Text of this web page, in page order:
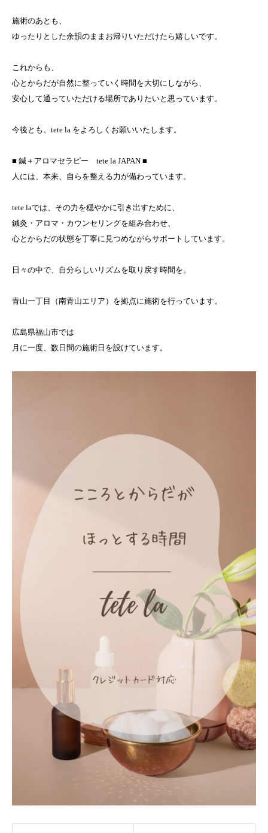
施術のあとも、
ゆったりとした余韻のままお帰りいただけたら嬉しいです。
これからも、
心とからだが自然に整っていく時間を大切にしながら、
安心して通っていただける場所でありたいと思っています。
今後とも、tete la をよろしくお願いいたします。
■ 鍼＋アロマセラピー tete la JAPAN ■
人には、本来、自らを整える力が備わっています。
tete laでは、その力を穏やかに引き出すために、
鍼灸・アロマ・カウンセリングを組み合わせ、
心とからだの状態を丁寧に見つめながらサポートしています。
日々の中で、自分らしいリズムを取り戻す時間を。
青山一丁目（南青山エリア）を拠点に施術を行っています。
広島県福山市では
月に一度、数日間の施術日を設けています。